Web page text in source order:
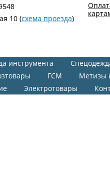
10 (схема проезда)
инструмента
ГСМ
Метизы
Электротовары